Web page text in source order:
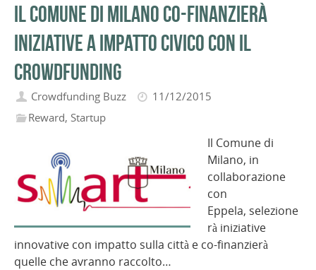
Il Comune di Milano co-finanzierà
iniziative a impatto civico con il
crowdfunding
Crowdfunding Buzz
11/12/2015
Reward, Startup
Il Comune di
Milano, in
collaborazione
con
Eppela, selezione
rà iniziative
innovative con impatto sulla città e co-finanzierà
quelle che avranno raccolto…